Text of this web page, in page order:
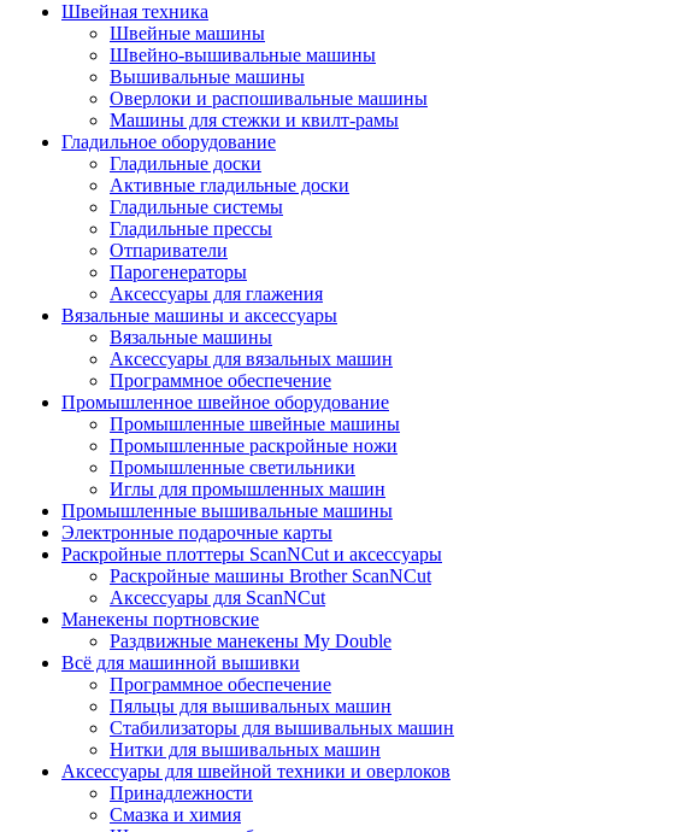
Швейная техника
Швейные машины
Швейно-вышивальные машины
Вышивальные машины
Оверлоки и распошивальные машины
Машины для стежки и квилт-рамы
Гладильное оборудование
Гладильные доски
Активные гладильные доски
Гладильные системы
Гладильные прессы
Отпариватели
Парогенераторы
Аксессуары для глажения
Вязальные машины и аксессуары
Вязальные машины
Аксессуары для вязальных машин
Программное обеспечение
Промышленное швейное оборудование
Промышленные швейные машины
Промышленные раскройные ножи
Промышленные светильники
Иглы для промышленных машин
Промышленные вышивальные машины
Электронные подарочные карты
Раскройные плоттеры ScanNCut и аксессуары
Раскройные машины Brother ScanNCut
Аксессуары для ScanNCut
Манекены портновские
Раздвижные манекены My Double
Всё для машинной вышивки
Программное обеспечение
Пяльцы для вышивальных машин
Стабилизаторы для вышивальных машин
Нитки для вышивальных машин
Аксессуары для швейной техники и оверлоков
Принадлежности
Смазка и химия